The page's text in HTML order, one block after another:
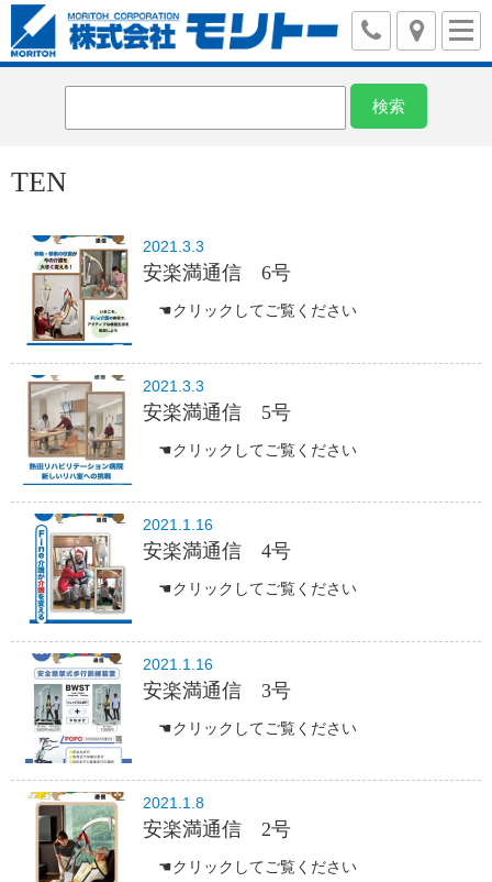
TEN
2021.3.3
安楽満通信 6号
☚クリックしてご覧ください
2021.3.3
安楽満通信 5号
☚クリックしてご覧ください
2021.1.16
安楽満通信 4号
☚クリックしてご覧ください
2021.1.16
安楽満通信 3号
☚クリックしてご覧ください
2021.1.8
安楽満通信 2号
☚クリックしてご覧ください